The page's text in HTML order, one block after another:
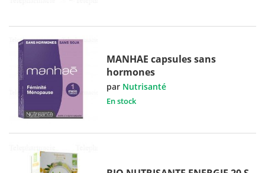
MANHAE capsules sans
hormones
par Nutrisanté
En stock